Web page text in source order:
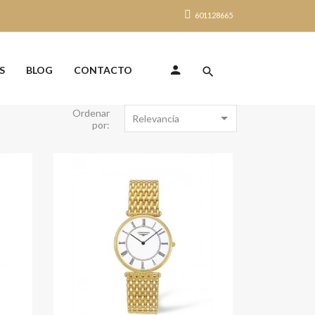
601128665
BLOG CONTACTO search
Ordenar
por:
Relevancia 